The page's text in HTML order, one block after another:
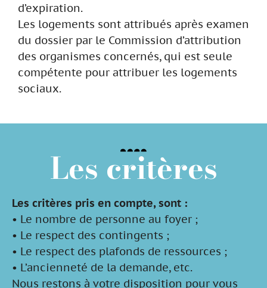
d’expiration.
Les logements sont attribués après examen
du dossier par le Commission d’attribution
des organismes concernés, qui est seule
compétente pour attribuer les logements
sociaux.
Les critères
Les critères pris en compte, sont :
• Le nombre de personne au foyer ;
• Le respect des contingents ;
• Le respect des plafonds de ressources ;
• L’ancienneté de la demande, etc.
Nous restons à votre disposition pour vous